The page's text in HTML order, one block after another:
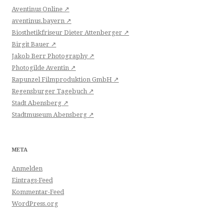
Aventinus Online ↗
aventinus.bayern ↗
Biosthetikfriseur Dieter Attenberger ↗
Birgit Bauer ↗
Jakob Berr Photography ↗
Photogilde Aventin ↗
Rapunzel Filmproduktion GmbH ↗
Regensburger Tagebuch ↗
Stadt Abensberg ↗
Stadtmuseum Abensberg ↗
META
Anmelden
Eintrags-Feed
Kommentar-Feed
WordPress.org